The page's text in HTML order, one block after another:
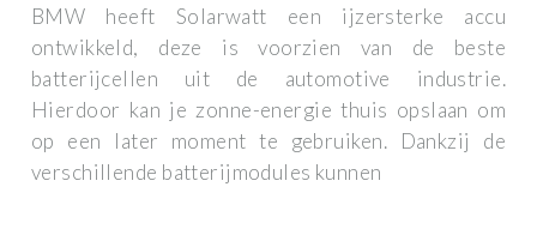
BMW heeft Solarwatt een ijzersterke accu
ontwikkeld, deze is voorzien van de beste
batterijcellen uit de automotive industrie.
Hierdoor kan je zonne-energie thuis opslaan om
op een later moment te gebruiken. Dankzij de
verschillende batterijmodules kunnen